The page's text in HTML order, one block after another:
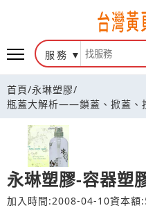
台灣黃
服務
首頁/永琳塑膠/
瓶蓋大解析——鎖蓋、掀蓋、
永琳塑膠-容器塑
加入時間:2008-04-10資本額